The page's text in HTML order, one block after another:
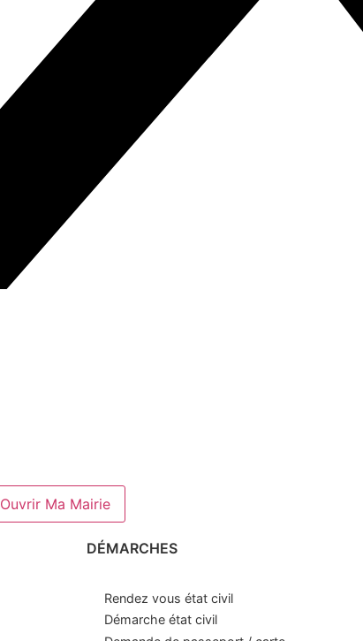
Ouvrir Ma Mairie
DÉMARCHES
Rendez vous état civil
Démarche état civil